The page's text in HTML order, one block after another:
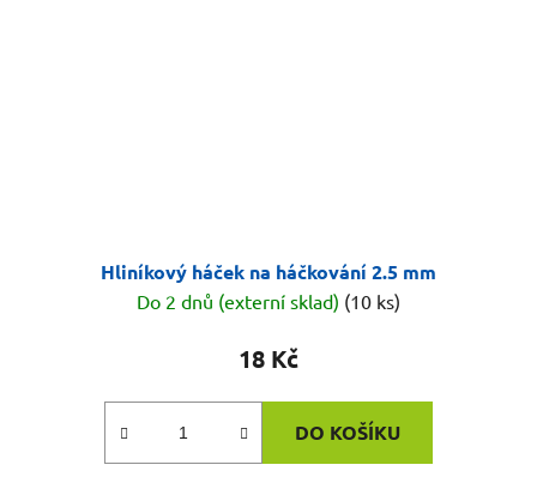
Hliníkový háček na háčkování 2.5 mm
Do 2 dnů (externí sklad) (10 ks)
18 Kč
DO KOŠÍKU